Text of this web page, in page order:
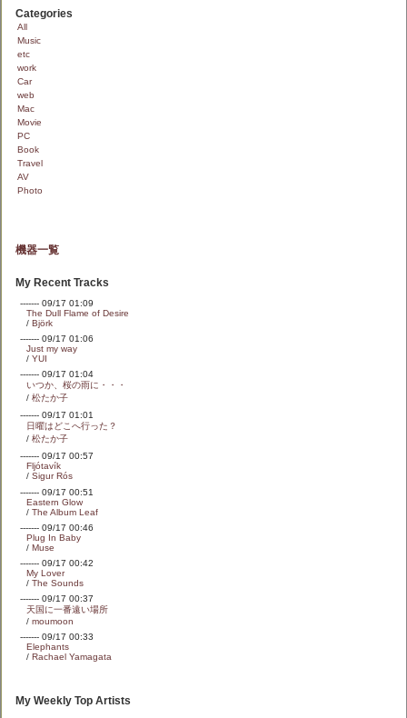
Categories
All
Music
etc
work
Car
web
Mac
Movie
PC
Book
Travel
AV
Photo
機器一覧
My Recent Tracks
------- 09/17 01:09
The Dull Flame of Desire
/ Björk
------- 09/17 01:06
Just my way
/ YUI
------- 09/17 01:04
いつか、桜の雨に・・・
/ 松たか子
------- 09/17 01:01
日曜はどこへ行った？
/ 松たか子
------- 09/17 00:57
Fljótavík
/ Sigur Rós
------- 09/17 00:51
Eastern Glow
/ The Album Leaf
------- 09/17 00:46
Plug In Baby
/ Muse
------- 09/17 00:42
My Lover
/ The Sounds
------- 09/17 00:37
天国に一番遠い場所
/ moumoon
------- 09/17 00:33
Elephants
/ Rachael Yamagata
My Weekly Top Artists